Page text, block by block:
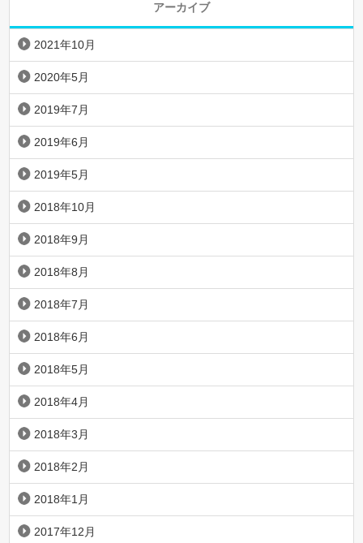
アーカイブ
2021年10月
2020年5月
2019年7月
2019年6月
2019年5月
2018年10月
2018年9月
2018年8月
2018年7月
2018年6月
2018年5月
2018年4月
2018年3月
2018年2月
2018年1月
2017年12月